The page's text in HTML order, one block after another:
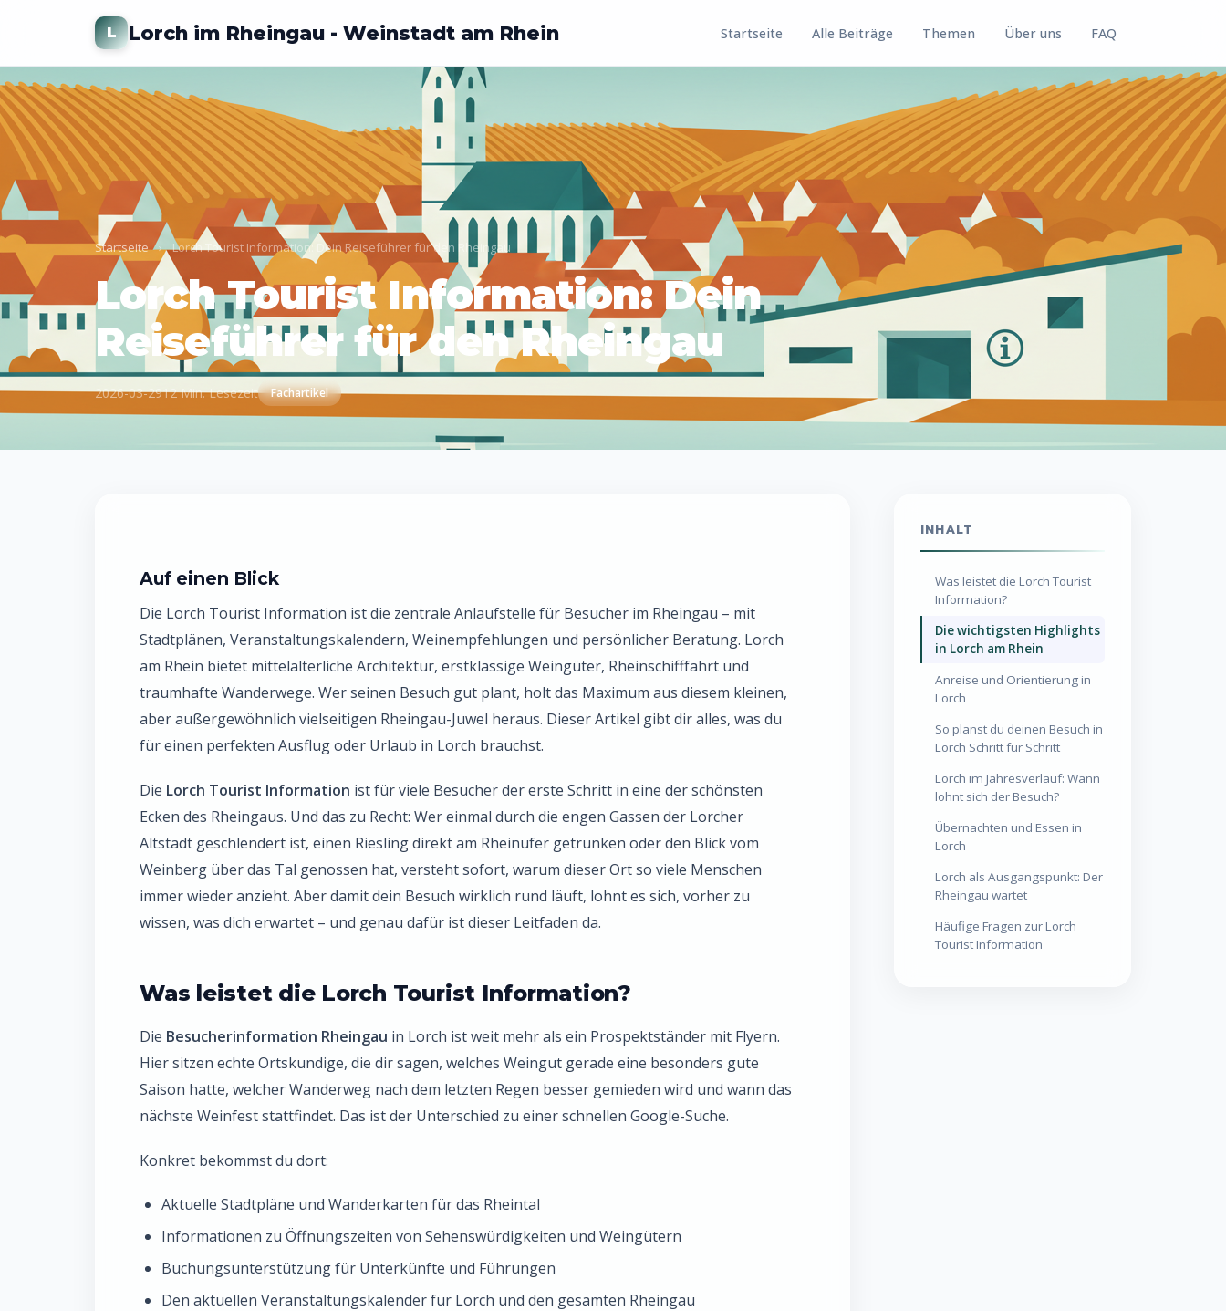
L Lorch im Rheingau - Weinstadt am Rhein Startseite Alle Beiträge Themen Über uns FAQ
Startseite › Lorch Tourist Information: Dein Reiseführer für den Rheingau
Lorch Tourist Information: Dein
Reiseführer für den Rheingau
2026-03-2912 Min. Lesezeit Fachartikel
Auf einen Blick
Die Lorch Tourist Information ist die zentrale Anlaufstelle für Besucher im Rheingau – mit
Stadtplänen, Veranstaltungskalendern, Weinempfehlungen und persönlicher Beratung. Lorch
am Rhein bietet mittelalterliche Architektur, erstklassige Weingüter, Rheinschifffahrt und
traumhafte Wanderwege. Wer seinen Besuch gut plant, holt das Maximum aus diesem kleinen,
aber außergewöhnlich vielseitigen Rheingau-Juwel heraus. Dieser Artikel gibt dir alles, was du
für einen perfekten Ausflug oder Urlaub in Lorch brauchst.
Die Lorch Tourist Information ist für viele Besucher der erste Schritt in eine der schönsten
Ecken des Rheingaus. Und das zu Recht: Wer einmal durch die engen Gassen der Lorcher
Altstadt geschlendert ist, einen Riesling direkt am Rheinufer getrunken oder den Blick vom
Weinberg über das Tal genossen hat, versteht sofort, warum dieser Ort so viele Menschen
immer wieder anzieht. Aber damit dein Besuch wirklich rund läuft, lohnt es sich, vorher zu
wissen, was dich erwartet – und genau dafür ist dieser Leitfaden da.
Was leistet die Lorch Tourist Information?
Die Besucherinformation Rheingau in Lorch ist weit mehr als ein Prospektständer mit Flyern.
Hier sitzen echte Ortskundige, die dir sagen, welches Weingut gerade eine besonders gute
Saison hatte, welcher Wanderweg nach dem letzten Regen besser gemieden wird und wann das
nächste Weinfest stattfindet. Das ist der Unterschied zu einer schnellen Google-Suche.
Konkret bekommst du dort:
Aktuelle Stadtpläne und Wanderkarten für das Rheintal
Informationen zu Öffnungszeiten von Sehenswürdigkeiten und Weingütern
Buchungsunterstützung für Unterkünfte und Führungen
Den aktuellen Veranstaltungskalender für Lorch und den gesamten Rheingau
INHALT
Was leistet die Lorch Tourist
Information?
Die wichtigsten Highlights
in Lorch am Rhein
Anreise und Orientierung in
Lorch
So planst du deinen Besuch in
Lorch Schritt für Schritt
Lorch im Jahresverlauf: Wann
lohnt sich der Besuch?
Übernachten und Essen in
Lorch
Lorch als Ausgangspunkt: Der
Rheingau wartet
Häufige Fragen zur Lorch
Tourist Information